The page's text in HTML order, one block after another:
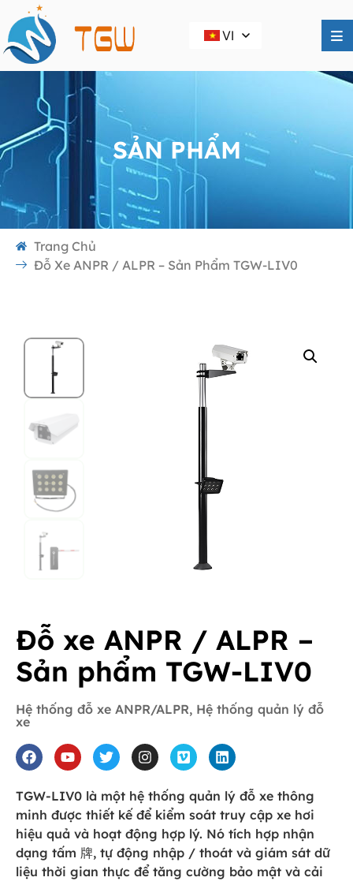
VI
SẢN PHẨM
Trang Chủ
Đỗ Xe ANPR / ALPR – Sản Phẩm TGW-LIV0
Đỗ xe ANPR / ALPR –
Sản phẩm TGW-LIV0
Hệ thống đỗ xe ANPR/ALPR, Hệ thống quản lý đỗ
xe
TGW-LIV0 là một hệ thống quản lý đỗ xe thông
minh được thiết kế để kiểm soát truy cập xe hơi
hiệu quả và hoạt động hợp lý. Nó tích hợp nhận
dạng tấm 牌, tự động nhập / thoát và giám sát dữ
liệu thời gian thực để tăng cường bảo mật và cải